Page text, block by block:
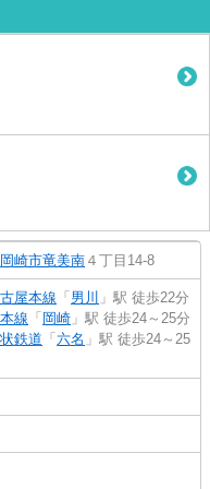
岡崎市竜美南 ４丁目14-8
屋本線 「 男川 」駅 徒歩22分
線 「 岡崎 」駅 徒歩24～25分
鉄道 「 六名 」駅 徒歩24～25